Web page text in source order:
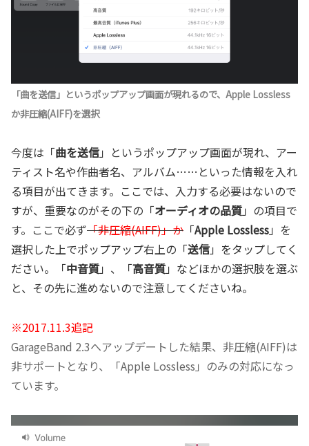
「曲を送信」というポップアップ画面が現れるので、Apple Lossless
か非圧縮(AIFF)を選択
今度は「曲を送信」というポップアップ画面が現れ、アー
ティスト名や作曲者名、アルバム……といった情報を入れ
る項目が出てきます。ここでは、入力する必要はないので
すが、重要なのがその下の「オーディオの品質」の項目で
す。ここで必ず「非圧縮(AIFF)」か 「Apple Lossless」を
選択した上でポップアップ右上の「送信」をタップしてく
ださい。「中音質」、「高音質」などほかの選択肢を選ぶ
と、その先に進めないので注意してくださいね。
※2017.11.3追記
GarageBand 2.3へアップデートした結果、非圧縮(AIFF)は
非サポートとなり、「Apple Lossless」のみの対応になっ
ています。